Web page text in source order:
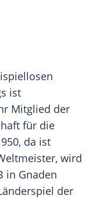
ist
Mitglied der
für die
da ist
, wird
in Gnaden
der